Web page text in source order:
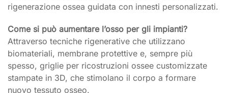
rigenerazione ossea guidata con innesti personalizzati.
Come si può aumentare l’osso per gli impianti?
Attraverso tecniche rigenerative che utilizzano
biomateriali, membrane protettive e, sempre più
spesso, griglie per ricostruzioni ossee customizzate
stampate in 3D, che stimolano il corpo a formare
nuovo tessuto osseo.